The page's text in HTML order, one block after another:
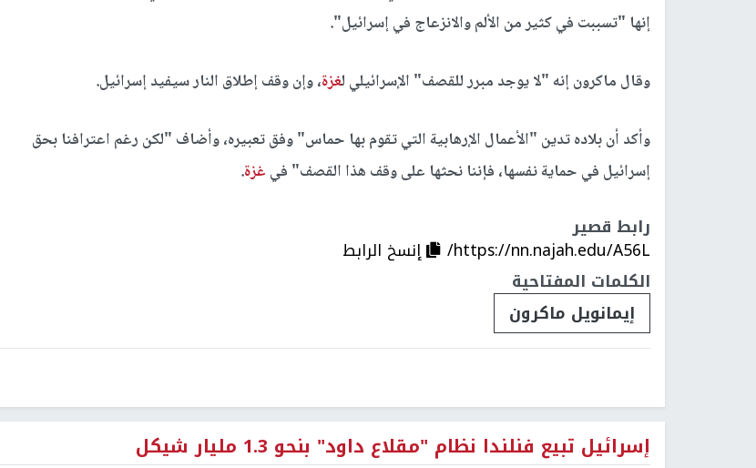
إنها "تسببت في كثير من الألم والانزعاج في إسرائيل".
وقال ماكرون إنه "لا يوجد مبرر للقصف" الإسرائيلي لغزة، وإن وقف إطلاق النار سيفيد إسرائيل.
وأكد أن بلاده تدين "الأعمال الإرهابية التي تقوم بها حماس" وفق تعبيره، وأضاف "لكن رغم اعترافنا بحق
إسرائيل في حماية نفسها، فإننا نحثها على وقف هذا القصف" في غزة.
رابط قصير
https://nn.najah.edu/A56L/
إنسخ الرابط
الكلمات المفتاحية
إيمانويل ماكرون
إسرائيل تبيع فنلندا نظام "مقلاع داود" بنحو 1.3 مليار شيكل